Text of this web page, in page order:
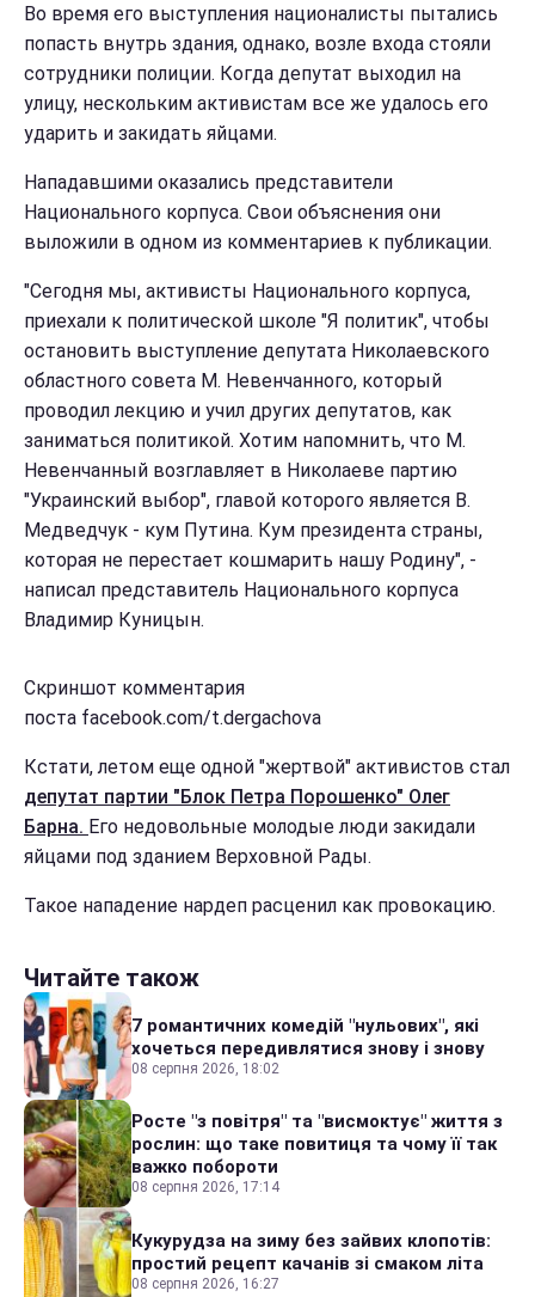
Во время его выступления националисты пытались
попасть внутрь здания, однако, возле входа стояли
сотрудники полиции. Когда депутат выходил на
улицу, нескольким активистам все же удалось его
ударить и закидать яйцами.
Нападавшими оказались представители
Национального корпуса. Свои объяснения они
выложили в одном из комментариев к публикации.
"Сегодня мы, активисты Национального корпуса,
приехали к политической школе "Я политик", чтобы
остановить выступление депутата Николаевского
областного совета М. Невенчанного, который
проводил лекцию и учил других депутатов, как
заниматься политикой. Хотим напомнить, что М.
Невенчанный возглавляет в Николаеве партию
"Украинский выбор", главой которого является В.
Медведчук - кум Путина. Кум президента страны,
которая не перестает кошмарить нашу Родину", -
написал представитель Национального корпуса
Владимир Куницын.
Скриншот комментария
поста facebook.com/t.dergachova
Кстати, летом еще одной "жертвой" активистов стал
депутат партии "Блок Петра Порошенко" Олег
Барна. Его недовольные молодые люди закидали
яйцами под зданием Верховной Рады.
Такое нападение нардеп расценил как провокацию.
Читайте також
7 романтичних комедій "нульових", які
хочеться передивлятися знову і знову
08 серпня 2026, 18:02
Росте "з повітря" та "висмоктує" життя з
рослин: що таке повитиця та чому її так
важко побороти
08 серпня 2026, 17:14
Кукурудза на зиму без зайвих клопотів:
простий рецепт качанів зі смаком літа
08 серпня 2026, 16:27